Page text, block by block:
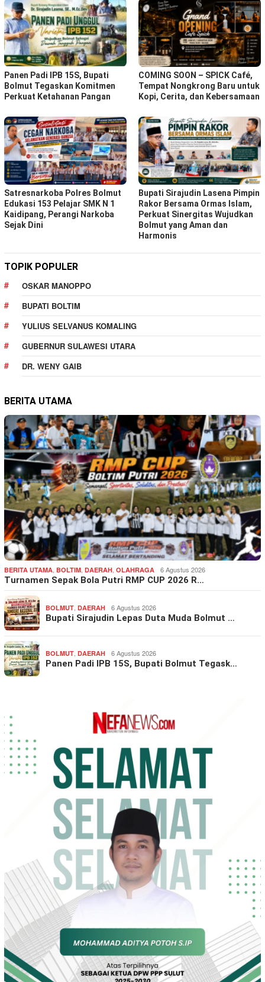
Panen Padi IPB 15S, Bupati
Bolmut Tegaskan Komitmen
Perkuat Ketahanan Pangan
COMING SOON – SPICK Café,
Tempat Nongkrong Baru untuk
Kopi, Cerita, dan Kebersamaan
Satresnarkoba Polres Bolmut
Edukasi 153 Pelajar SMK N 1
Kaidipang, Perangi Narkoba
Sejak Dini
Bupati Sirajudin Lasena Pimpin
Rakor Bersama Ormas Islam,
Perkuat Sinergitas Wujudkan
Bolmut yang Aman dan
Harmonis
TOPIK POPULER
OSKAR MANOPPO
BUPATI BOLTIM
YULIUS SELVANUS KOMALING
GUBERNUR SULAWESI UTARA
DR. WENY GAIB
BERITA UTAMA
BERITA UTAMA, BOLTIM, DAERAH, OLAHRAGA 6 Agustus 2026
Turnamen Sepak Bola Putri RMP CUP 2026 R…
BOLMUT, DAERAH 6 Agustus 2026
Bupati Sirajudin Lepas Duta Muda Bolmut …
BOLMUT, DAERAH 6 Agustus 2026
Panen Padi IPB 15S, Bupati Bolmut Tegask…